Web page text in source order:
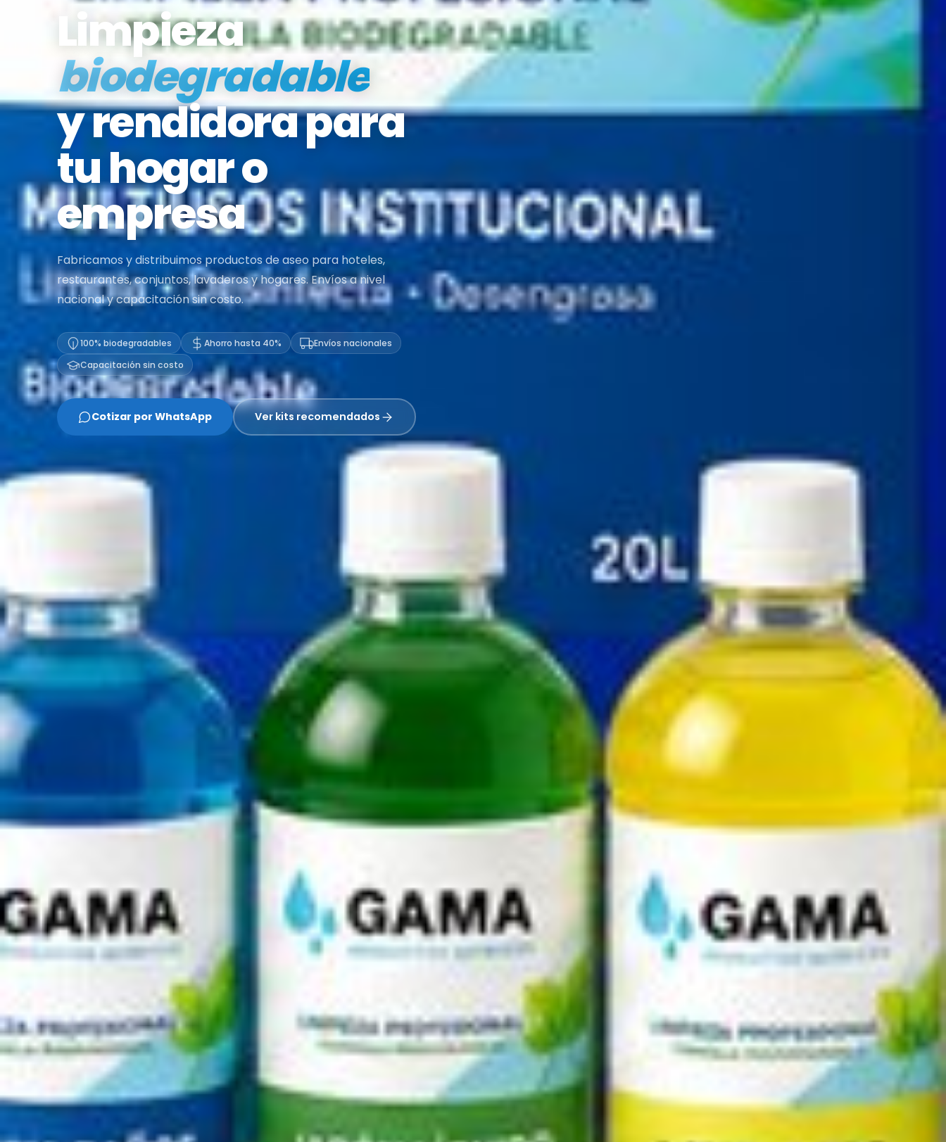
Limpieza
biodegradable
y rendidora para
tu hogar o
empresa
Fabricamos y distribuimos productos de aseo para hoteles,
restaurantes, conjuntos, lavaderos y hogares. Envíos a nivel
nacional y capacitación sin costo.
100% biodegradables Ahorro hasta 40%
Envíos nacionales
Capacitación sin costo
Cotizar por WhatsApp Ver kits recomendados